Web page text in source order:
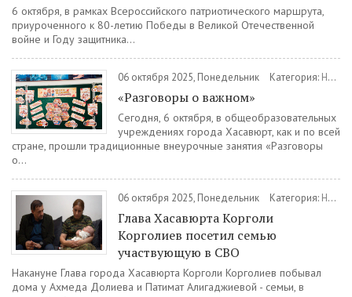
6 октября, в рамках Всероссийского патриотического маршрута,
приуроченного к 80-летию Победы в Великой Отечественной
войне и Году защитника...
06 октября 2025, Понедельник Категория: Новости
«Разговоры о важном»
Сегодня, 6 октября, в общеобразовательных
учреждениях города Хасавюрт, как и по всей
стране, прошли традиционные внеурочные занятия «Разговоры
о...
06 октября 2025, Понедельник Категория: Новости
Глава Хасавюрта Корголи
Корголиев посетил семью
участвующую в СВО
Накануне Глава города Хасавюрта Корголи Корголиев побывал
дома у Ахмеда Долиева и Патимат Алигаджиевой - семьи, в